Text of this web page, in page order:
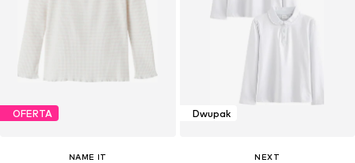
OFERTA
NAME IT
Dwupak
NEXT